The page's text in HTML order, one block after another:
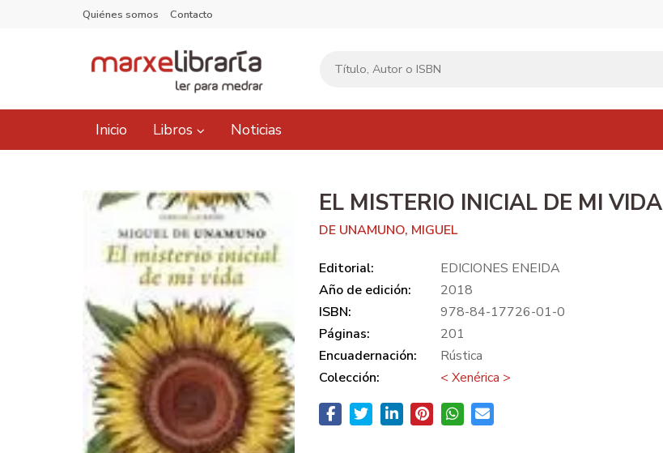
Quiénes somos Contacto
Inicio Libros Noticias
EL MISTERIO INICIAL DE MI VIDA
DE UNAMUNO, MIGUEL
Editorial:
EDICIONES ENEIDA
Año de edición:
2018
ISBN:
978-84-17726-01-0
Páginas:
201
Encuadernación:
Rústica
Colección:
< Xenérica >